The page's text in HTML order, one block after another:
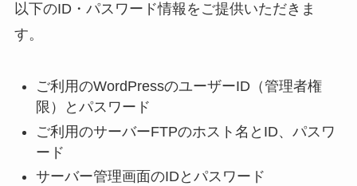
以下のID・パスワード情報をご提供いただきま
す。
ご利用のWordPressのユーザーID（管理者権
限）とパスワード
ご利用のサーバーFTPのホスト名とID、パスワ
ード
サーバー管理画面のIDとパスワード